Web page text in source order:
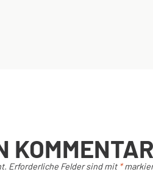
Erforderliche Felder sind mit *